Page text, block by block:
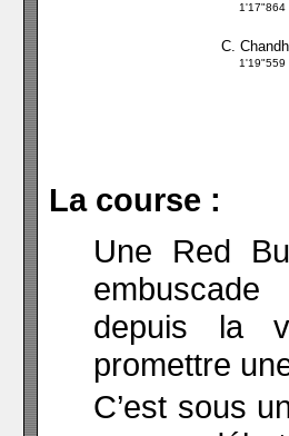
1'17"864
C.
1'19"559
La course :
Une Red
depuis la
promettre
C’est sous